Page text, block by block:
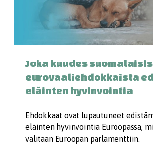
Joka kuudes
eurovaaliehdokkaista
eläinten hyvinvointia
Ehdokkaat ovat lupautuneet
eläinten hyvinvointia Euroopassa,
valitaan Euroopan parlamenttiin.